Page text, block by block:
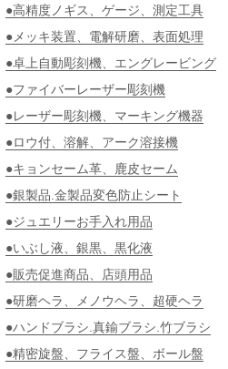
●高精度ノギス、ゲージ、測定工具
●メッキ装置、電解研磨、表面処理
●卓上自動彫刻機、エングレービング
●ファイバーレーザー彫刻機
●レーザー彫刻機、マーキング機器
●ロウ付、溶解、アーク溶接機
●キョンセーム革、鹿皮セーム
●銀製品.金製品変色防止シート
●ジュエリーお手入れ用品
●いぶし液、銀黒、黒化液
●販売促進商品、店頭用品
●研磨ヘラ、メノウヘラ、超硬ヘラ
●ハンドブラシ.真鍮ブラシ.竹ブラシ
●精密旋盤、フライス盤、ボール盤